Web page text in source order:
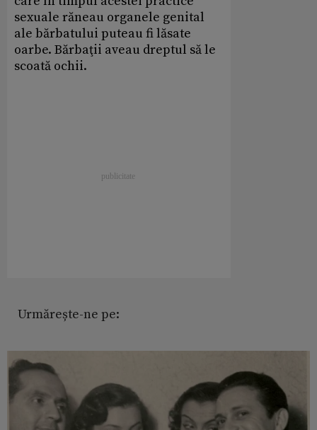
sexuale răneau organele genital
ale bărbatului puteau fi lăsate
oarbe. Bărbaţii aveau dreptul să le
scoată ochii.
Urmărește-ne pe: